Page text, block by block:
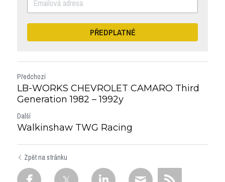
PŘEDPLATNÉ
Předchozí
LB-WORKS CHEVROLET CAMARO Third
Generation 1982 – 1992y
Další
Walkinshaw TWG Racing
Zpět na stránku